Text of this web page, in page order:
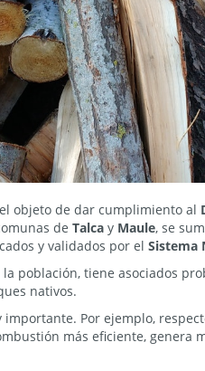
objeto de dar cumplimiento al
deTalca y Maule, se
y validados por elSistema
población, tiene asociados
nativos.
Por ejemplo,
más eficiente, genera